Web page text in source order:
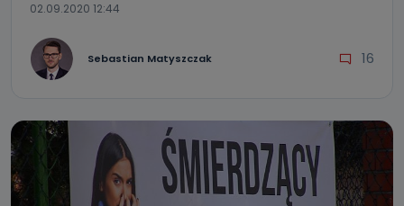
02.09.2020 12:44
Sebastian Matyszczak 16